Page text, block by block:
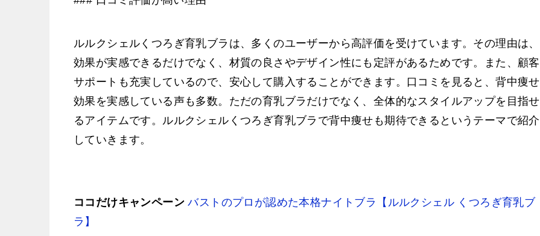
ルルクシェルくつろぎ育乳ブラは、多くのユーザーから高評価を受けています。その理由は、
効果が実感できるだけでなく、材質の良さやデザイン性にも定評があるためです。また、顧客
サポートも充実しているので、安心して購入することができます。口コミを見ると、背中痩せ
効果を実感している声も多数。ただの育乳ブラだけでなく、全体的なスタイルアップを目指せ
るアイテムです。ルルクシェルくつろぎ育乳ブラで背中痩せも期待できるというテーマで紹介
していきます。
ココだけキャンペーン バストのプロが認めた本格ナイトブラ【ルルクシェル くつろぎ育乳ブ
ラ】